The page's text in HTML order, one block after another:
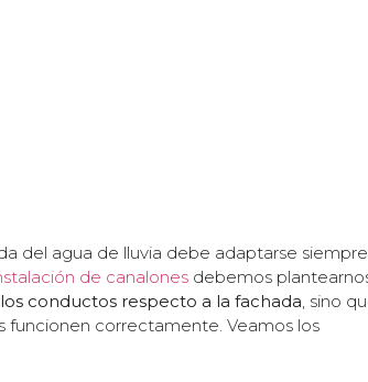
del agua de lluvia debe adaptarse
de canalones debemos
conductos respecto a la fachada, sino
funcionen correctamente. Veamos los